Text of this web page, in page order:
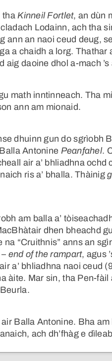
thaKinneil Fortlet, an dùn
Lodainn, ach tha
ann an naoi ceud deug,
a chaidh a lorg. Thathar
aig daoine dhol a-mach
math inntinneach. Tha
ann am mionaid.
dhuinn gun do sgrìobh
Antonine Peanfahel.
air a’ bhliadhna
ris a’ bhalla. Thàinig
am balla a’
dhen bheachd
na “Cruithnis” anns an
end of the rampart, agus
a’ bhliadhna naoi ceud
àite. Mar sin, tha Pen-
Balla Antonine. Bha
ach dh’fhàg e